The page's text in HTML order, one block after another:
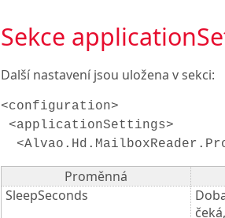
Sekce
Další nastavení jsou uložena v sekci:
<configuration>
<applicationSettings>
Proměnná
SleepSeconds